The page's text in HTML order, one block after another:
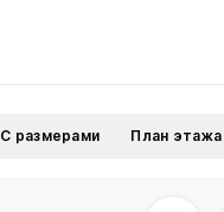
С размерами План этажа